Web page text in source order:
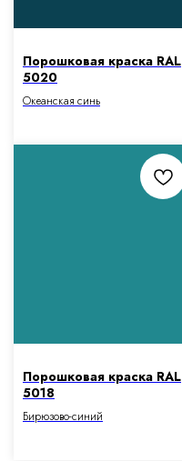
Порошковая краска RAL
5020
Океанская синь
Порошковая краска RAL
5018
Бирюзово-синий